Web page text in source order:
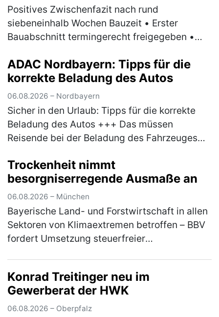
Positives Zwischenfazit nach rund
siebeneinhalb Wochen Bauzeit • Erster
Bauabschnitt termingerecht freigegeben •
Herausforderungen stabilisiert •
Spezialmaschine erneue…(mehr)
ADAC Nordbayern: Tipps für die
korrekte Beladung des Autos
06.08.2026 – Nordbayern
Sicher in den Urlaub: Tipps für die korrekte
Beladung des Autos +++ Das müssen
Reisende bei der Beladung des Fahrzeuges
bei Missachtung der Vorgaben +++ Sch…
(mehr)
Trockenheit nimmt
besorgniserregende Ausmaße an
06.08.2026 – München
Bayerische Land- und Forstwirtschaft in allen
Sektoren von Klimaextremen betroffen – BBV
fordert Umsetzung steuerfreier
und Hi…(mehr)
Konrad Treitinger neu im
Gewerberat der HWK
06.08.2026 – Oberpfalz